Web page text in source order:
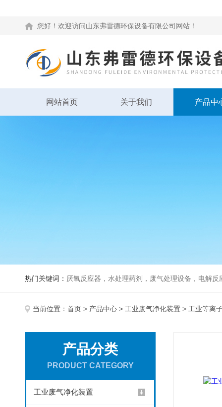
您好！欢迎访问山东弗雷德环保设备有限公司网站！
网站首页 关于我们 产品中
热门关键词： 厌氧反应器，水处理药剂，废气处理设备，电解
当前位置： 首页 > 产品中心 > 工业废气净化装置 > 工业等离
产品分类
PRODUCT CATEGORY
工业废气净化装置